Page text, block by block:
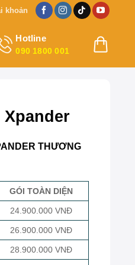
khoản
Hotline
090 1800 001
THƯƠNG
GÓI TOÀN DIỆN
24.900.000 VNĐ
26.900.000 VNĐ
28.900.000 VNĐ